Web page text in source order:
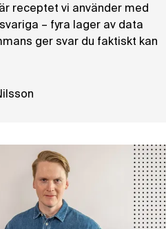
receptet vi använder med
– fyra lager av data
ger svar du faktiskt kan